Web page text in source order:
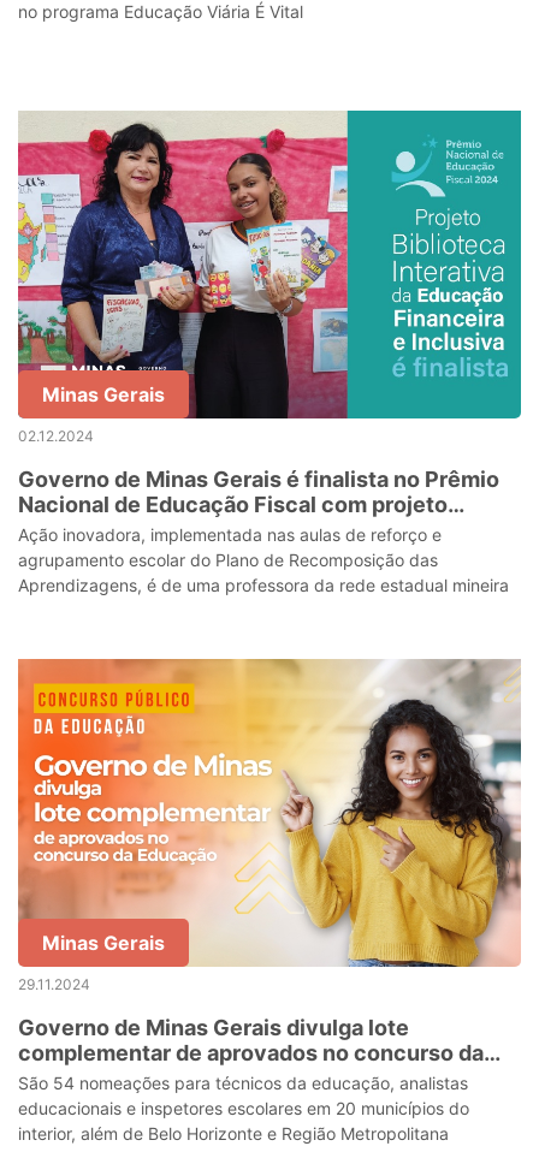
no programa Educação Viária É Vital
Minas Gerais
02.12.2024
Governo de Minas Gerais é finalista no Prêmio
Nacional de Educação Fiscal com projeto
Biblioteca Interativa da Educação Financeira e
Inclusiva
Ação inovadora, implementada nas aulas de reforço e
agrupamento escolar do Plano de Recomposição das
Aprendizagens, é de uma professora da rede estadual mineira
Minas Gerais
29.11.2024
Governo de Minas Gerais divulga lote
complementar de aprovados no concurso da
Educação
São 54 nomeações para técnicos da educação, analistas
educacionais e inspetores escolares em 20 municípios do
interior, além de Belo Horizonte e Região Metropolitana